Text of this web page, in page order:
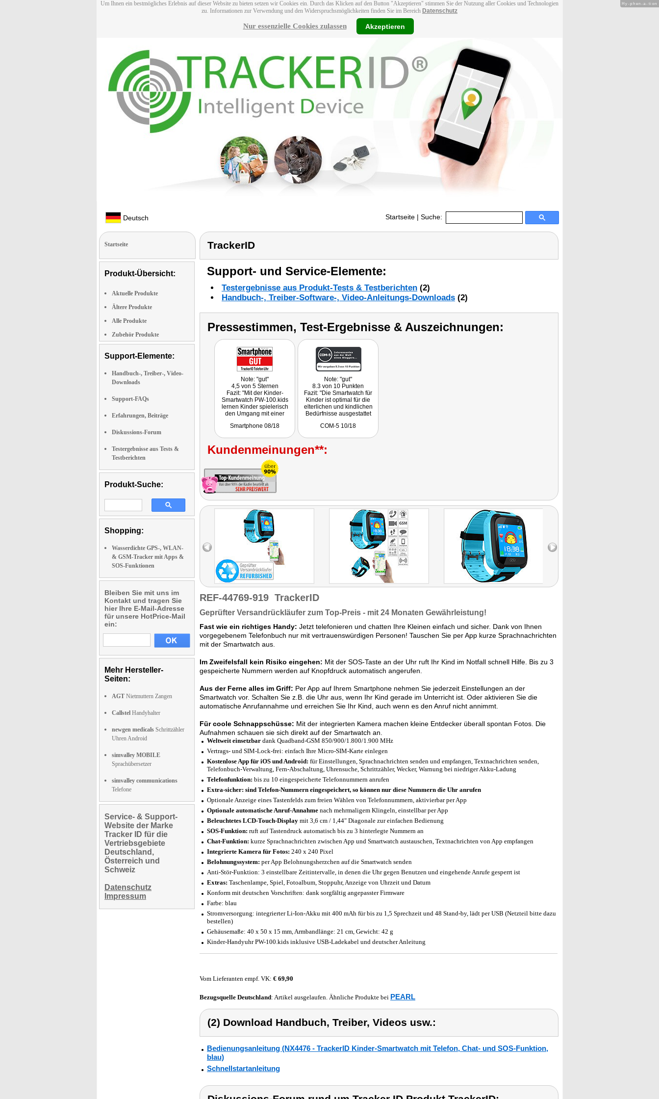
Um Ihnen ein bestmögliches Erlebnis auf dieser Website zu bieten setzen wir Cookies ein. Durch das Klicken auf den Button "Akzeptieren" stimmen Sie der Nutzung aller Cookies und Technologien
zu. Informationen zur Verwendung und den Widerspruchsmöglichkeiten finden Sie im Bereich Datenschutz
Nur essenzielle Cookies zulassen Akzeptieren
Deutsch Startseite | Suche:
Startseite
Produkt-Übersicht:
Aktuelle Produkte
Ältere Produkte
Alle Produkte
Zubehör Produkte
Support-Elemente:
Handbuch-, Treiber-, Video-
Downloads
Support-FAQs
Erfahrungen, Beiträge
Diskussions-Forum
Testergebnisse aus Tests &
Testberichten
Produkt-Suche:
Shopping:
Wasserdichte GPS-, WLAN-
& GSM-Tracker mit Apps &
SOS-Funktionen
Bleiben Sie mit uns im
Kontakt und tragen Sie
hier Ihre E-Mail-Adresse
für unsere HotPrice-Mail
ein:
Mehr Hersteller-
Seiten:
AGT Nietmuttern Zangen
Callstel Handyhalter
newgen medicals Schrittzähler
Uhren Android
simvalley MOBILE
Sprachübersetzer
simvalley communications
Telefone
Service- & Support-
Website der Marke
Tracker ID für die
Vertriebsgebiete
Deutschland,
Österreich und
Schweiz
Datenschutz
Impressum
TrackerID
Support- und Service-Elemente:
Testergebnisse aus Produkt-Tests & Testberichten (2)
Handbuch-, Treiber-Software-, Video-Anleitungs-Downloads (2)
Pressestimmen, Test-Ergebnisse & Auszeichnungen:
Note: "gut"
4,5 von 5 Sternen
Fazit: "Mit der Kinder-
Smartwatch PW-100.kids
lernen Kinder spielerisch
den Umgang mit einer
Smartphone 08/18
Note: "gut"
8.3 von 10 Punkten
Fazit: "Die Smartwatch für
Kinder ist optimal für die
elterlichen und kindlichen
Bedürfnisse ausgestattet
sondern Sicherheit."
COM-5 10/18
Kundenmeinungen**:
REF-44769-919 TrackerID
Geprüfter Versandrückläufer zum Top-Preis - mit 24 Monaten Gewährleistung!
Fast wie ein richtiges Handy: Jetzt telefonieren und chatten Ihre Kleinen einfach und sicher. Dank von Ihnen
vorgegebenem Telefonbuch nur mit vertrauenswürdigen Personen! Tauschen Sie per App kurze Sprachnachrichten
mit der Smartwatch aus.
Im Zweifelsfall kein Risiko eingehen: Mit der SOS-Taste an der Uhr ruft Ihr Kind im Notfall schnell Hilfe. Bis zu 3
gespeicherte Nummern werden auf Knopfdruck automatisch angerufen.
Aus der Ferne alles im Griff: Per App auf Ihrem Smartphone nehmen Sie jederzeit Einstellungen an der
Smartwatch vor. Schalten Sie z.B. die Uhr aus, wenn Ihr Kind gerade im Unterricht ist. Oder aktivieren Sie die
automatische Anrufannahme und erreichen Sie Ihr Kind, auch wenn es den Anruf nicht annimmt.
Für coole Schnappschüsse: Mit der integrierten Kamera machen kleine Entdecker überall spontan Fotos. Die
Aufnahmen schauen sie sich direkt auf der Smartwatch an.
Weltweit einsetzbar dank Quadband-GSM 850/900/1.800/1.900 MHz
Vertrags- und SIM-Lock-frei: einfach Ihre Micro-SIM-Karte einlegen
Kostenlose App für iOS und Android: für Einstellungen, Sprachnachrichten senden und empfangen, Textnachrichten senden,
Telefonbuch-Verwaltung, Fern-Abschaltung, Uhrensuche, Schrittzähler, Wecker, Warnung bei niedriger Akku-Ladung
Telefonfunktion: bis zu 10 eingespeicherte Telefonnummern anrufen
Extra-sicher: sind Telefon-Nummern eingespeichert, so können nur diese Nummern die Uhr anrufen
Optionale Anzeige eines Tastenfelds zum freien Wählen von Telefonnummern, aktivierbar per App
Optionale automatische Anruf-Annahme nach mehrmaligem Klingeln, einstellbar per App
Beleuchtetes LCD-Touch-Display mit 3,6 cm / 1,44" Diagonale zur einfachen Bedienung
SOS-Funktion: ruft auf Tastendruck automatisch bis zu 3 hinterlegte Nummern an
Chat-Funktion: kurze Sprachnachrichten zwischen App und Smartwatch austauschen, Textnachrichten von App empfangen
Integrierte Kamera für Fotos: 240 x 240 Pixel
Belohnungssystem: per App Belohnungsherzchen auf die Smartwatch senden
Anti-Stör-Funktion: 3 einstellbare Zeitintervalle, in denen die Uhr gegen Benutzen und eingehende Anrufe gesperrt ist
Extras: Taschenlampe, Spiel, Fotoalbum, Stoppuhr, Anzeige von Uhrzeit und Datum
Konform mit deutschen Vorschriften: dank sorgfältig angepasster Firmware
Farbe: blau
Stromversorgung: integrierter Li-Ion-Akku mit 400 mAh für bis zu 1,5 Sprechzeit und 48 Stand-by, lädt per USB (Netzteil bitte dazu
bestellen)
Gehäusemaße: 40 x 50 x 15 mm, Armbandlänge: 21 cm, Gewicht: 42 g
Kinder-Handyuhr PW-100.kids inklusive USB-Ladekabel und deutscher Anleitung
Vom Lieferanten empf. VK: € 69,90
Bezugsquelle Deutschland: Artikel ausgelaufen. Ähnliche Produkte bei PEARL
(2) Download Handbuch, Treiber, Videos usw.:
Bedienungsanleitung (NX4476 - TrackerID Kinder-Smartwatch mit Telefon, Chat- und SOS-Funktion,
blau)
Schnellstartanleitung
Hy-phen-a-tion